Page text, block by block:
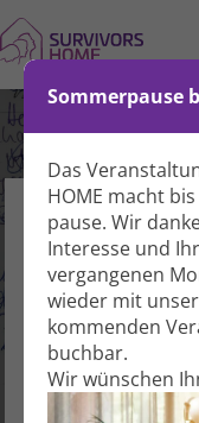
Sommerpause
Das
HOME macht
pause. Wir
Interesse und
vergangenen
wieder mit
kommenden
buchbar.
Wir wünschen
Schreib-
Kreativität
SURVIVORS
Bitte melden Sie
an oder